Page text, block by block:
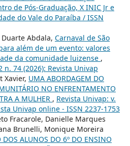
de Pós-Graduação, X INIC Jr e
do Vale do Paraíba / ISSN
Abdala, Carnaval de São
além de um evento: valores
da comunidade luizense ,
n. 74 (2026): Revista Univap
Xavier, UMA ABORDAGEM DO
NO ENFRENTAMENTO
A MULHER , Revista Univap: v.
Univap online - ISSN 2237-1753
Fracarole, Danielle Marques
Brunelli, Monique Moreira
DOS ALUNOS DO 6º DO ENSINO